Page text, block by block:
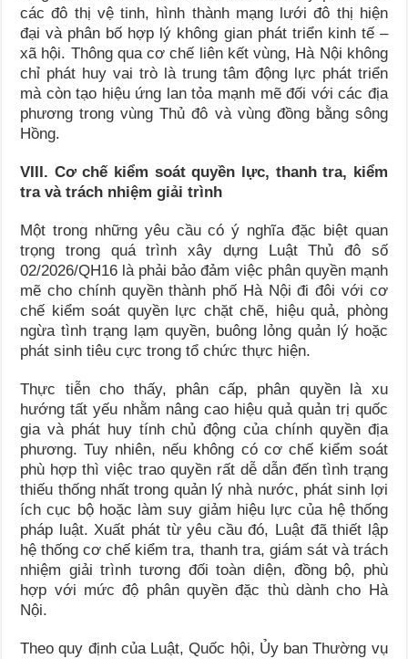
các đô thị vệ tinh, hình thành mạng lưới đô thị hiện
đại và phân bố hợp lý không gian phát triển kinh tế –
xã hội. Thông qua cơ chế liên kết vùng, Hà Nội không
chỉ phát huy vai trò là trung tâm động lực phát triển
mà còn tạo hiệu ứng lan tỏa mạnh mẽ đối với các địa
phương trong vùng Thủ đô và vùng đồng bằng sông
Hồng.
VIII. Cơ chế kiểm soát quyền lực, thanh tra, kiểm
tra và trách nhiệm giải trình
Một trong những yêu cầu có ý nghĩa đặc biệt quan
trọng trong quá trình xây dựng Luật Thủ đô số
02/2026/QH16 là phải bảo đảm việc phân quyền mạnh
mẽ cho chính quyền thành phố Hà Nội đi đôi với cơ
chế kiểm soát quyền lực chặt chẽ, hiệu quả, phòng
ngừa tình trạng lạm quyền, buông lỏng quản lý hoặc
phát sinh tiêu cực trong tổ chức thực hiện.
Thực tiễn cho thấy, phân cấp, phân quyền là xu
hướng tất yếu nhằm nâng cao hiệu quả quản trị quốc
gia và phát huy tính chủ động của chính quyền địa
phương. Tuy nhiên, nếu không có cơ chế kiểm soát
phù hợp thì việc trao quyền rất dễ dẫn đến tình trạng
thiếu thống nhất trong quản lý nhà nước, phát sinh lợi
ích cục bộ hoặc làm suy giảm hiệu lực của hệ thống
pháp luật. Xuất phát từ yêu cầu đó, Luật đã thiết lập
hệ thống cơ chế kiểm tra, thanh tra, giám sát và trách
nhiệm giải trình tương đối toàn diện, đồng bộ, phù
hợp với mức độ phân quyền đặc thù dành cho Hà
Nội.
Theo quy định của Luật, Quốc hội, Ủy ban Thường vụ